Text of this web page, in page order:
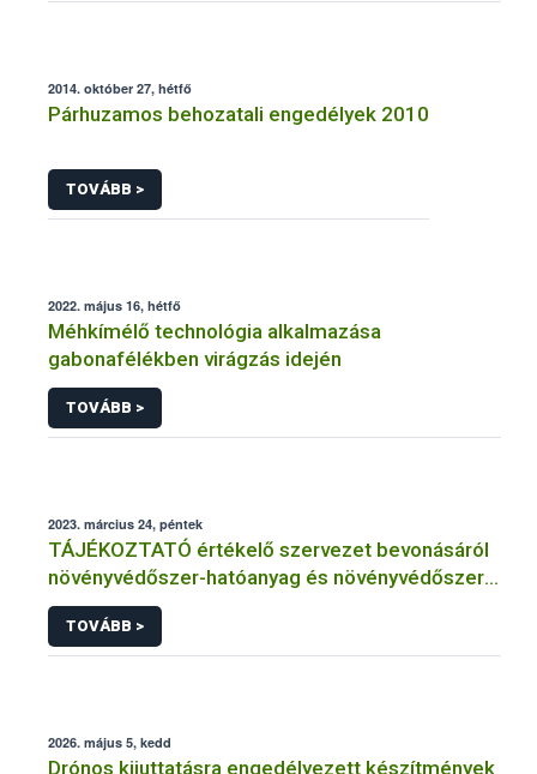
2014. október 27, hétfő
Párhuzamos behozatali engedélyek 2010
TOVÁBB >
2022. május 16, hétfő
Méhkímélő technológia alkalmazása
gabonafélékben virágzás idején
TOVÁBB >
2023. március 24, péntek
TÁJÉKOZTATÓ értékelő szervezet bevonásáról
növényvédőszer-hatóanyag és növényvédőszer
engedélyezésére, továbbá a meglévő engedély
meghosszabbítására vagy módosítására irányuló
eljárásba
TOVÁBB >
2026. május 5, kedd
Drónos kijuttatásra engedélyezett készítmények